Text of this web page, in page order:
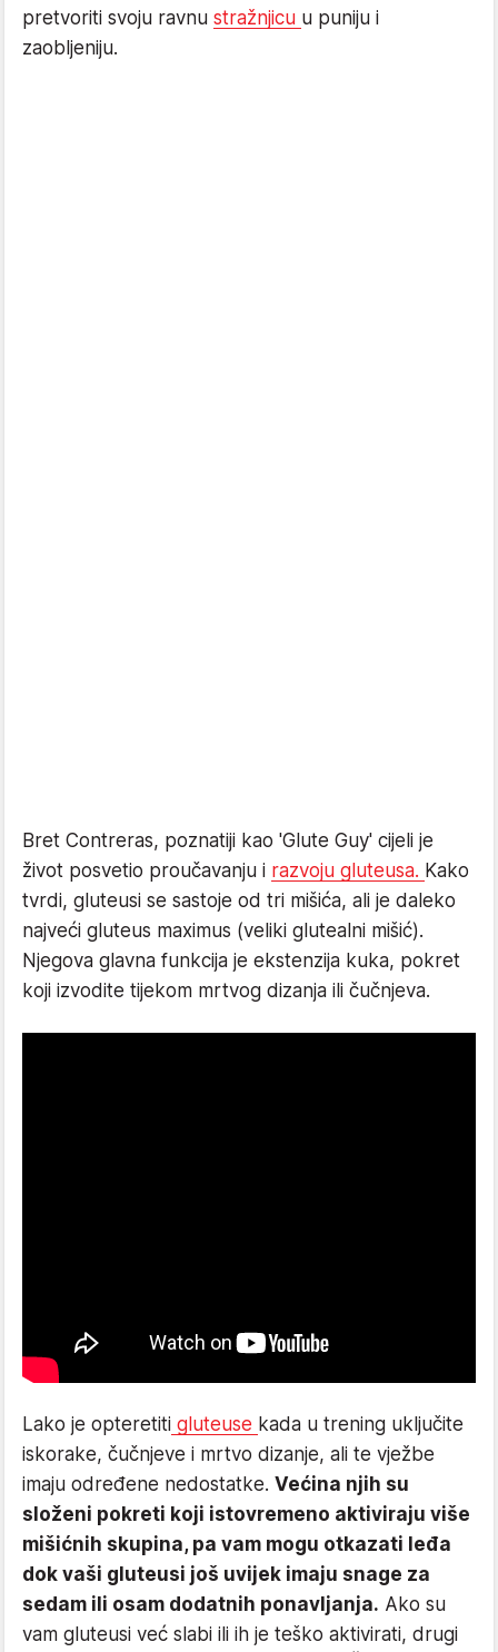
pretvoriti svoju ravnu stražnjicu u puniju i
zaobljeniju.
Bret Contreras, poznatiji kao 'Glute Guy' cijeli je
život posvetio proučavanju i razvoju gluteusa. Kako
tvrdi, gluteusi se sastoje od tri mišića, ali je daleko
najveći gluteus maximus (veliki glutealni mišić).
Njegova glavna funkcija je ekstenzija kuka, pokret
koji izvodite tijekom mrtvog dizanja ili čučnjeva.
Lako je opteretiti gluteuse kada u trening uključite
iskorake, čučnjeve i mrtvo dizanje, ali te vježbe
imaju određene nedostatke. Većina njih su
složeni pokreti koji istovremeno aktiviraju više
mišićnih skupina, pa vam mogu otkazati leđa
dok vaši gluteusi još uvijek imaju snage za
sedam ili osam dodatnih ponavljanja. Ako su
vam gluteusi već slabi ili ih je teško aktivirati, drugi